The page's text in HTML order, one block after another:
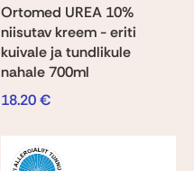
Ortomed UREA 10%
niisutav kreem - eriti
kuivale ja tundlikule
nahale 700ml
18.20€